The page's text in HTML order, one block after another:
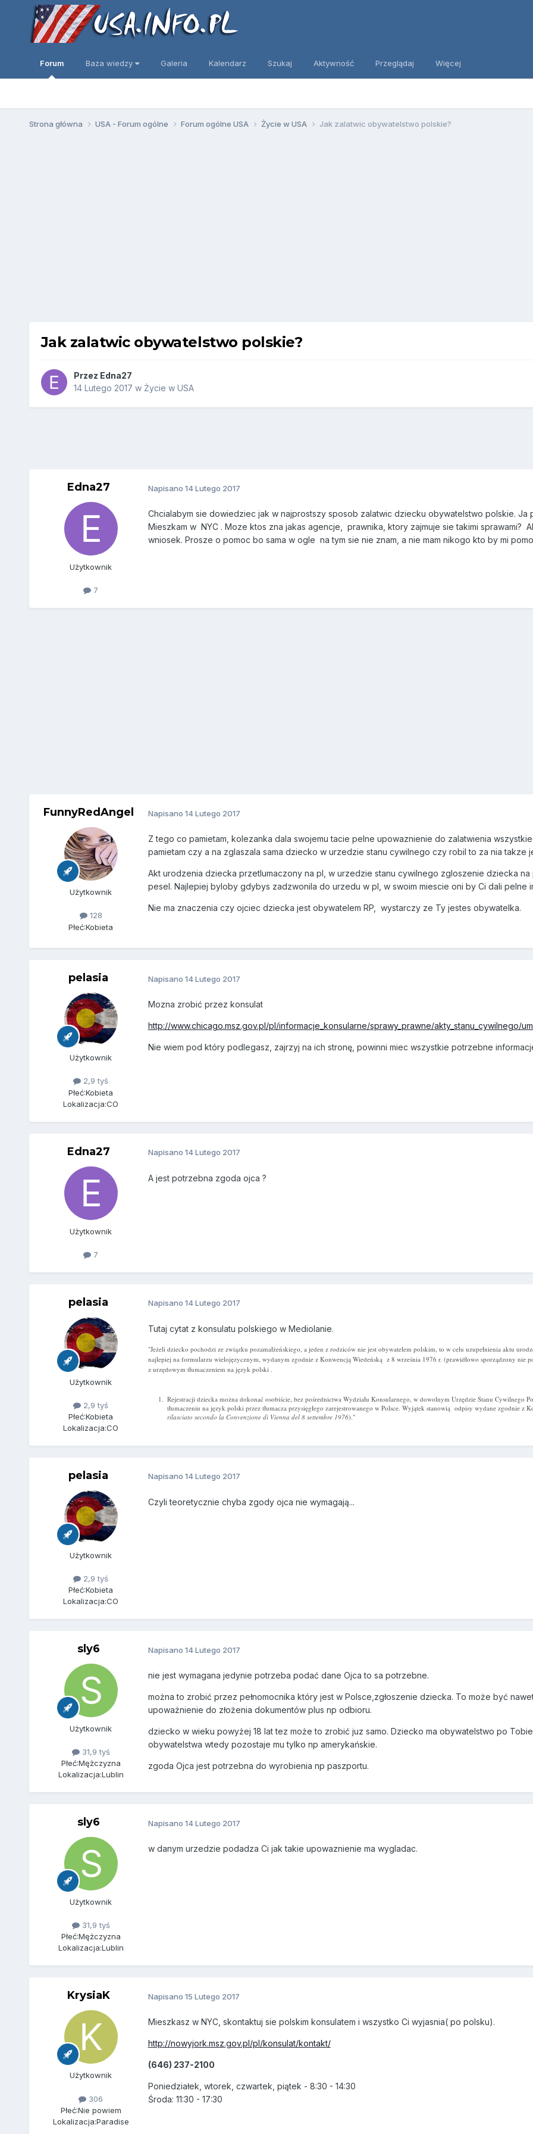
Forum Baza wiedzy Galeria Kalendarz Szukaj Aktywność Przeglądaj Więcej
Strona główna USA - Forum ogólne Forum ogólne USA Życie w USA Jak zalatwic obywatelstwo polskie?
Jak zalatwic obywatelstwo polskie?
Przez Edna27
14 Lutego 2017 w Życie w USA
Edna27
Użytkownik
7
Napisano 14 Lutego 2017
Chcialabym sie dowiedziec jak w najprostszy sposob zalatwic dziecku obywatelstwo polskie.
Mieszkam w NYC . Moze ktos zna jakas agencje, prawnika, ktory zajmuje sie takimi sprawami?
wniosek. Prosze o pomoc bo sama w ogle na tym sie nie znam, a nie mam nikogo kto by mi
FunnyRedAngel
Użytkownik
128
Płeć:Kobieta
Napisano 14 Lutego 2017
Z tego co pamietam, kolezanka dala swojemu tacie pelne upowaznienie do zalatwienia
pamietam czy a na zglaszala sama dziecko w urzedzie stanu cywilnego czy robil to za nia takze
Akt urodzenia dziecka przetlumaczony na pl, w urzedzie stanu cywilnego zgloszenie dziecka
pesel. Najlepiej byloby gdybys zadzwonila do urzedu w pl, w swoim miescie oni by Ci dali pelne
Nie ma znaczenia czy ojciec dziecka jest obywatelem RP, wystarczy ze Ty jestes obywatelka.
pelasia
Użytkownik
2,9 tyś
Płeć:Kobieta
Lokalizacja:CO
Napisano 14 Lutego 2017
Mozna zrobić przez konsulat
http://www.chicago.msz.gov.pl/pl/informacje_konsularne/sprawy_prawne/akty_stanu_cywilnego/
Nie wiem pod który podlegasz, zajrzyj na ich stronę, powinni miec wszystkie potrzebne
Edna27
Użytkownik
7
Napisano 14 Lutego 2017
A jest potrzebna zgoda ojca ?
pelasia
Użytkownik
2,9 tyś
Płeć:Kobieta
Lokalizacja:CO
Napisano 14 Lutego 2017
Tutaj cytat z konsulatu polskiego w Mediolanie.
"Jeżeli dziecko pochodzi ze związku pozamałżeńskiego, a jeden z rodziców nie jest obywatelem polskim, to w celu uzupełnienia aktu
najlepiej na formularzu wielojęzycznym, wydanym zgodnie z Konwencją Wiedeńską z 8 września 1976 r. (prawidłowo sporządzony nie
z urzędowym tłumaczeniem na język polski .
Rejestracji dziecka można dokonać osobiście, bez pośrednictwa Wydziału Konsularnego, w dowolnym Urzędzie Stanu Cywilnego
tłumaczeniu na język polski przez tłumacza przysięgłego zarejestrowanego w Polsce. Wyjątek stanowią odpisy wydane zgodnie z
rilasciato secondo la Convenzione di Vienna del 8 settembre 1976)."
pelasia
Użytkownik
2,9 tyś
Płeć:Kobieta
Lokalizacja:CO
Napisano 14 Lutego 2017
Czyli teoretycznie chyba zgody ojca nie wymagają...
sly6
Użytkownik
31,9 tyś
Płeć:Mężczyzna
Lokalizacja:Lublin
Napisano 14 Lutego 2017
nie jest wymagana jedynie potrzeba podać dane Ojca to sa potrzebne.
można to zrobić przez pełnomocnika który jest w Polsce,zgłoszenie dziecka. To może być
upoważnienie do złożenia dokumentów plus np odbioru.
dziecko w wieku powyżej 18 lat tez może to zrobić juz samo. Dziecko ma obywatelstwo po
obywatelstwa wtedy pozostaje mu tylko np amerykańskie.
zgoda Ojca jest potrzebna do wyrobienia np paszportu.
sly6
Użytkownik
31,9 tyś
Płeć:Mężczyzna
Lokalizacja:Lublin
Napisano 14 Lutego 2017
w danym urzedzie podadza Ci jak takie upowaznienie ma wygladac.
KrysiaK
Użytkownik
306
Płeć:Nie powiem
Lokalizacja:Paradise
Napisano 15 Lutego 2017
Mieszkasz w NYC, skontaktuj sie polskim konsulatem i wszystko Ci wyjasnia( po polsku).
http://nowyjork.msz.gov.pl/pl/konsulat/kontakt/
(646) 237-2100
Poniedziałek, wtorek, czwartek, piątek - 8:30 - 14:30
Środa: 11:30 - 17:30